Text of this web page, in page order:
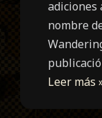
adiciones
nombre
Leer más